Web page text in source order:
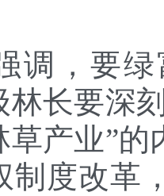
，要绿
林长要深
草产业”
制度改革